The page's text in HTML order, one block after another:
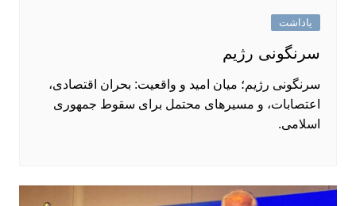
یاداشت
سرنگونی رژیم
سرنگونی رژیم؛ میان امید و واقعیت: بحران اقتصادی،
اعتصابات، و مسیرهای محتمل برای سقوط جمهوری
اسلامی.